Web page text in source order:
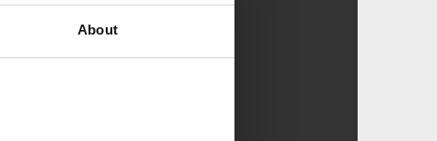
About
Polakken
J.M. Coetzee
Heftet